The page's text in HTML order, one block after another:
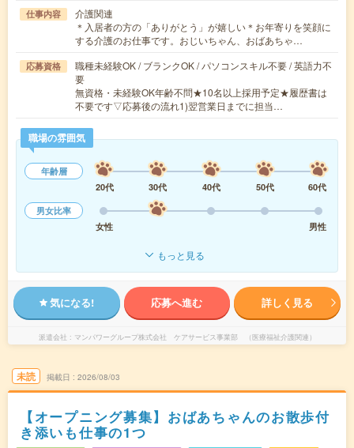
仕事内容
介護関連
＊入居者の方の「ありがとう」が嬉しい＊お年寄りを笑顔に
する介護のお仕事です。おじいちゃん、おばあちゃ…
応募資格
職種未経験OK / ブランクOK / パソコンスキル不要 / 英語力不
要
無資格・未経験OK年齢不問★10名以上採用予定★履歴書は
不要です▽応募後の流れ1)翌営業日までに担当…
職場の雰囲気
年齢層
20代
30代 40代 50代
60代
男女比率
女性
男性
もっと見る
気になる! 応募へ進む 詳しく見る
派遣会社 マンパワーグループ株式会社 ケアサービス事業部 （医療福祉介護関連）
未読 掲載日 2026/08/03
【オープニング募集】おばあちゃんのお散歩付
き添いも仕事の1つ